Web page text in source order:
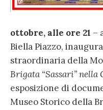
ottobre, alle ore 21 –
Biella Piazzo,
straordinaria della
Brigata “Sassari” nella
esposizione di
Museo Storico della